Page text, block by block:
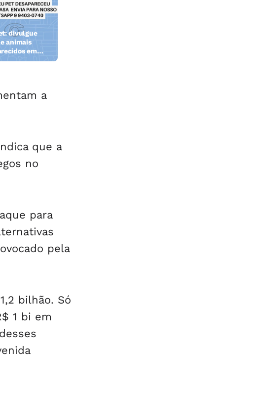
divulgue
animais
em
a
que a
no
para
pela
bilhão. Só
1 bi em